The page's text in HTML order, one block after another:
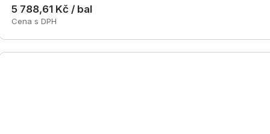
5 788,61 Kč / bal
Cena s DPH